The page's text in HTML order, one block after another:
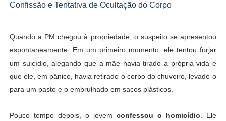
Confissão e Tentativa de Ocultação do Corpo
Quando a PM chegou à propriedade, o suspeito se apresentou
espontaneamente. Em um primeiro momento, ele tentou forjar
um suicídio, alegando que a mãe havia tirado a própria vida e
que ele, em pânico, havia retirado o corpo do chuveiro, levado-o
para um pasto e o embrulhado em sacos plásticos.
Pouco tempo depois, o jovemconfessou o homicídio. Ele